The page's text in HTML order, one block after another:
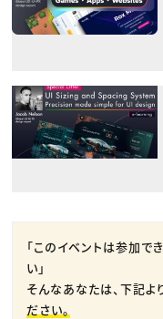
「このイベントは参加で
い」
そんなあなたは、下記よ
ださい。